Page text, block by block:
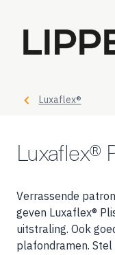
Luxaflex®
Luxaflex®
Verrassende
geven Luxaflex®
uitstraling. Ook
plafondramen. Stel